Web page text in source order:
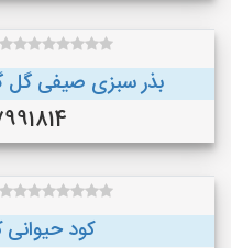
بذر سبزی صیفی گل
کود